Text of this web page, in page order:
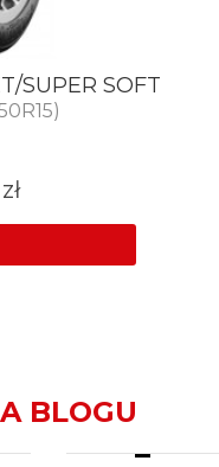
SUPER SOFT
zł
BLOGU